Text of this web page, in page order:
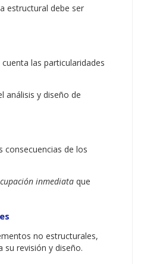
estructural debe ser
las particularidades
análisis y diseño de
consecuencias de los
inmediata que
no estructurales,
revisión y diseño.